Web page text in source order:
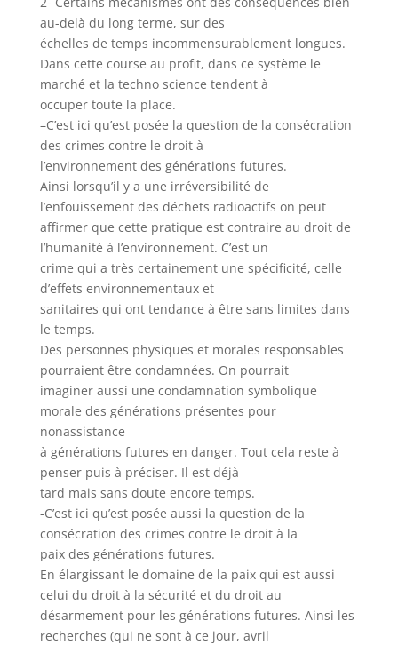
au-delà du long terme, sur des
échelles de temps incommensurablement longues.
Dans cette course au profit, dans ce système le
marché et la techno science tendent à
occuper toute la place.
–C’est ici qu’est posée la question de la consécration
des crimes contre le droit à
l’environnement des générations futures.
Ainsi lorsqu’il y a une irréversibilité de
l’enfouissement des déchets radioactifs on peut
affirmer que cette pratique est contraire au droit de
l’humanité à l’environnement. C’est un
crime qui a très certainement une spécificité, celle
d’effets environnementaux et
sanitaires qui ont tendance à être sans limites dans
le temps.
Des personnes physiques et morales responsables
pourraient être condamnées. On pourrait
imaginer aussi une condamnation symbolique
morale des générations présentes pour
nonassistance
à générations futures en danger. Tout cela reste à
penser puis à préciser. Il est déjà
tard mais sans doute encore temps.
-C’est ici qu’est posée aussi la question de la
consécration des crimes contre le droit à la
paix des générations futures.
En élargissant le domaine de la paix qui est aussi
celui du droit à la sécurité et du droit au
désarmement pour les générations futures. Ainsi les
recherches (qui ne sont à ce jour, avril